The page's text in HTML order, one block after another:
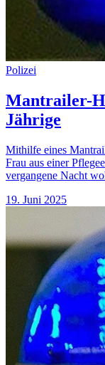
Polizei
Mantrailer-
Jährige
Mithilfe eines
Frau aus einer
vergangene Nacht
19. Juni 2025